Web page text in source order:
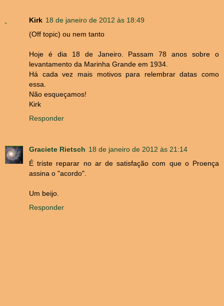
Kirk 18 de janeiro de 2012 às 18:49
(Off topic) ou nem tanto
Hoje é dia 18 de Janeiro. Passam 78 anos sobre o
levantamento da Marinha Grande em 1934.
Há cada vez mais motivos para relembrar datas como
essa.
Não esqueçamos!
Kirk
Responder
Graciete Rietsch 18 de janeiro de 2012 às 21:14
É triste reparar no ar de satisfação com que o Proença
assina o "acordo".
Um beijo.
Responder